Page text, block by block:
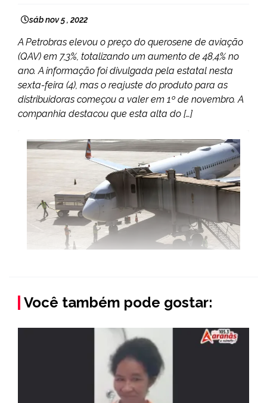
sáb nov 5 , 2022
A Petrobras elevou o preço do querosene de aviação
(QAV) em 7,3%, totalizando um aumento de 48,4% no
ano. A informação foi divulgada pela estatal nesta
sexta-feira (4), mas o reajuste do produto para as
distribuidoras começou a valer em 1º de novembro. A
companhia destacou que esta alta do […]
Você também pode gostar: